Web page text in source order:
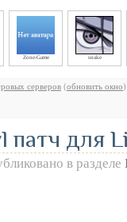
Zone-Game snake
серверов (обновить окно)
патч для
в разделе